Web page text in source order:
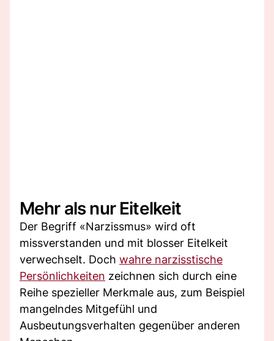
Mehr als nur Eitelkeit
Der Begriff «Narzissmus» wird oft
missverstanden und mit blosser Eitelkeit
verwechselt. Doch wahre narzisstische
Persönlichkeiten zeichnen sich durch eine
Reihe spezieller Merkmale aus, zum Beispiel
mangelndes Mitgefühl und
Ausbeutungsverhalten gegenüber anderen